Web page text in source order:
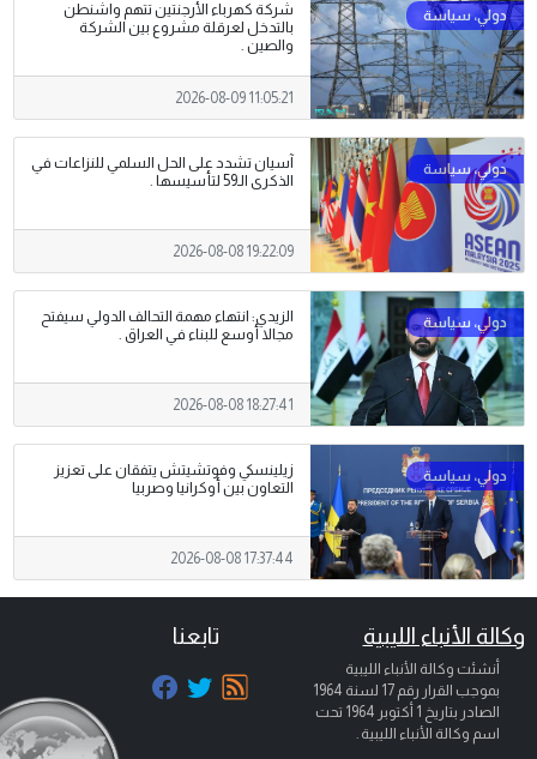
شركة كهرباء الأرجنتين تتهم واشنطن
بالتدخل لعرقلة مشروع بين الشركة
والصين .
2026-08-09 11:05:21
آسيان تشدد على الحل السلمي للنزاعات في
الذكرى الـ59 لتأسيسها .
2026-08-08 19:22:09
الزيدي: انتهاء مهمة التحالف الدولي سيفتح
مجالا أوسع للبناء في العراق .
2026-08-08 18:27:41
زيلينسكي وفوتشيتش يتفقان على تعزيز
التعاون بين أوكرانيا وصربيا
2026-08-08 17:37:44
وكالة الأنباء الليبية
أنشئت وكالة الأنباء الليبية
بموجب القرار رقم 17 لسنة 1964
الصادر بتاريخ 1 أكتوبر 1964
تحت
اسم وكالة الأنباء الليبية .
تابعنا